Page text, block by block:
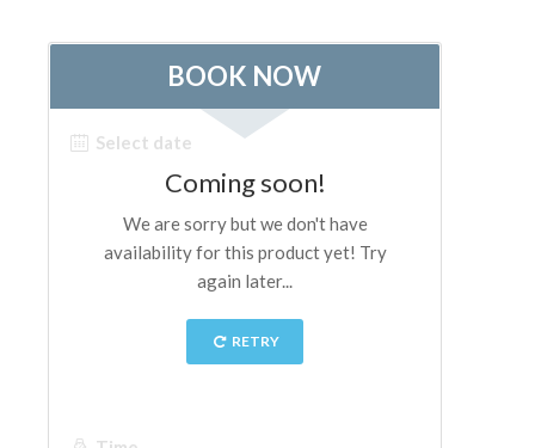
Opificio delle Pietre Dure
Museo Galileo
Boboli Gardens
The Arnolfo\'s tower
Vasari Corridor
Palazzo Vecchio